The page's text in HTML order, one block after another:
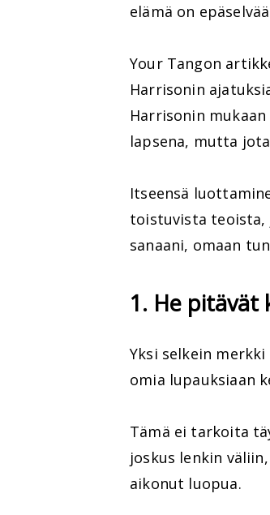
elämä on
Your Tangon
Harrisonin
Harrisonin
lapsena, mutta
Itseensä
toistuvista teoista,
sanaani, omaan
1. He pitävät
Yksi selkein
omia lupauksiaan
Tämä ei tarkoita
joskus lenkin
aikonut luopua.